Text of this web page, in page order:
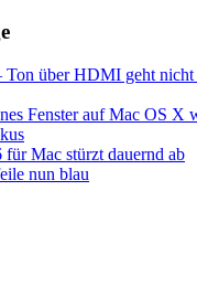
Ton über HDMI geht
Fenster auf Mac OS X
Mac stürzt dauernd ab
nun blau